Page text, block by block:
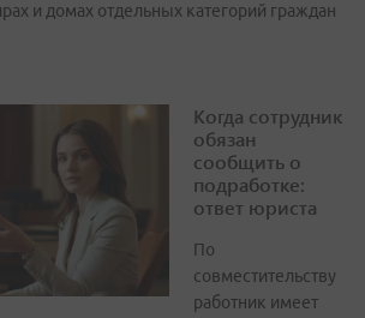
и домах отдельных категорий граждан
Когда сотрудник
обязан
сообщить о
подработке:
ответ юриста
По
совместительству
работник имеет